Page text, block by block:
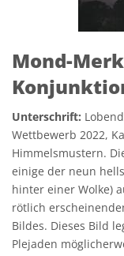
Mond-
Unterschrift:
Wettbewerb 2022,
Himmelsmustern.
einige der neun
hinter einer Wolke)
rötlich
Bildes. Dieses Bild
Plejaden